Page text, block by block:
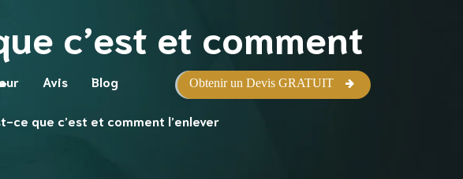
Avis Blog Obtenir un Devis GRATUIT
c’est et comment
ce que c’est et comment l’enlever